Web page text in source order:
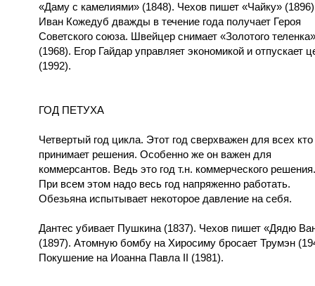
«Даму с камелиями» (1848). Чехов пишет «Чайку»
Иван Кожедуб дважды в течение года получает Героя
Советского союза. Швейцер снимает «Золотого теленка»
(1968). Егор Гайдар управляет экономикой и отпускает
(1992).
ГОД ПЕТУХА
Четвертый год цикла. Этот год сверхважен для всех кто
принимает решения. Особенно же он важен для
коммерсантов. Ведь это год т.н. коммерческого решения.
При всем этом надо весь год напряженно работать.
Обезьяна испытывает некоторое давление на себя.
Дантес убивает Пушкина (1837). Чехов пишет «Дядю
(1897). Атомную бомбу на Хиросиму бросает Трумэн
Покушение на Иоанна Павла II (1981).